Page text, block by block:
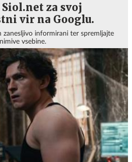
za svoj
vir na Googlu.
zanesljivo informirani ter spremljajte
vsebine.